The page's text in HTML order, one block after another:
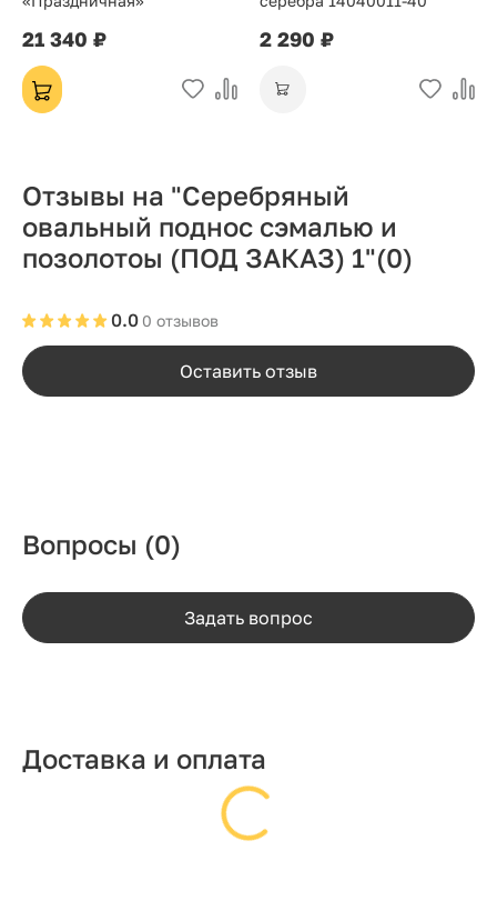
21 340 ₽ 2 290 ₽
Отзывы на "Серебряный
овальный поднос сэмалью и
позолотоы (ПОД ЗАКАЗ) 1"(0)
0 отзывов
0.0
Оставить отзыв
Вопросы (0)
Задать вопрос
Доставка и оплата